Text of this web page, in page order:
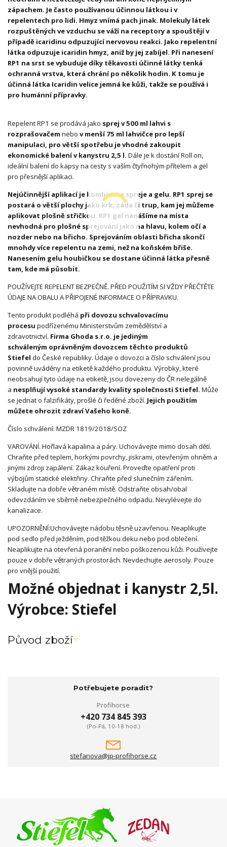
zápachem. Je často používanou účinnou látkou i v
repelentech pro lidi. Hmyz vnímá pach jinak. Molekuly látek
rozpuštěných ve vzduchu se váží na receptory a spouštějí v
případě icaridinu odpuzující nervovou reakci. Jako repelentní
látka odpuzuje icaridin hmyz, aniž by jej zabíjel. Při nanesení
RP1 na srst se vybuduje díky těkavosti účinné látky tenká
ochranná vrstva, která chrání po několik hodin. K tomu je
účinná látka Icaridin velice jemná ke kůži, takže se používá i
pro humánní přípravky.
Repelent RP1 se prodává jako sprej v 500 ml lahvi s
rozprašovačem nebo v menší 75 ml lahvičce pro lepší
manipulaci, pro větší spotřebu je vhodné zakoupit
ekonomické balení v kanystru 2,5 l. Dále je k dostání Roll on,
ideální balení do kapsy na cesty s vaším čtyřnohým přítelem a gel
pro přesnější aplikaci.
Nejúčinnější aplikací je kombinace spreje a gelu. RP1 sprej se
postará o větší plochy jako krk, záda či trup, kam jej můžeme
aplikovat plošně střičkou. RP1 gel nanášíme na místa
nevhodná pro plošné sprejování jako na hlavu, kolem očí a
nozder nebo na břicho. Sprejováním oblasti břicha skončí
mnohdy více repelentu na zemi, než na koňském břiše.
Nanesením gelu houbičkou se dostane účinná látka přesně
tam, kde má působit.
POUŽÍVEJTE REPELENT BEZPEČNĚ. PŘED POUŽITÍM SI VŽDY PŘEČTĚTE
ÚDAJE NA OBALU A PŘIPOJENÉ INFORMACE O PŘÍPRAVKU.
Tento produkt podléhá při dovozu schvalovacímu
procesu podřízenému Ministerstvům zemědělství a
zdravotnictví. Firma Ghoda s.r.o. je jediným
schváleným oprávněným dovozcem těchto produktů
Stiefel do České republiky. Údaje o dovozci a číslo schválení jsou
povinně uváděny na etiketě každého produktu. Výrobky, které
neobsahují tyto údaje na etiketě, jsou dovezeny do ČR nelegálně
a nesplňují vysoké standardy kvality společnosti Stiefel. Může
se jednat o falzifikáty, prošlé či ředěné zboží. Jejich použitím
můžete ohrozit zdraví Vašeho koně.
Číslo schválení: MZDR 1819/2018/SOZ
VAROVÁNÍ. Hořlavá kapalina a páry. Uchovávejte mimo dosah dětí.
Chraňte před teplem, horkými povrchy, jiskrami, otevřeným ohněm a
jinými zdroji zapálení. Zákaz kouření. Proveďte opatření proti
výbojům statické elektřiny. Chraňte před slunečním zářením.
Skladujte na dobře větraném místě. Odstraňte obsah/obal
odevzdáním ve sběrně nebezpečného odpadu. Nevylévejte do
kanalizace.
UPOZORNĚNÍ:Uchovávejte nádobu těsně uzavřenou. Neaplikujte
pod sedlo před ježděním, pod těžkou deku nebo pod oblečení.
Neaplikujte na otevřená poranění nebo poškozenou kůži. Používejte
pouze v dobře větraných prostorách. Nevdechujte aerosoly. Pouze
pro vnější použití.
Možné objednat i kanystr 2,5l.
Výrobce: Stiefel
Původ zboží
Potřebujete poradit?
Profihorse
+420 734 845 393
(Po-Pá, 10-18 hod.)
stefanova@jp-profihorse.cz